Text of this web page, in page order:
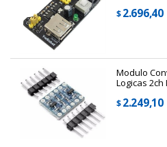
$2.696,40
Modulo
Logicas 2ch
$2.249,10